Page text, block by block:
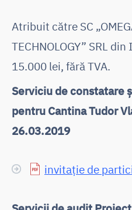
Atribuit către SC
TECHNOLOGY” SRL
15.000 lei, fără TVA.
Serviciu de constatare
pentru Cantina Tudor
26.03.2019
invitație de